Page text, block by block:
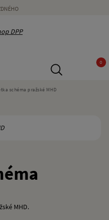
0
schéma pražské MHD
MHD.